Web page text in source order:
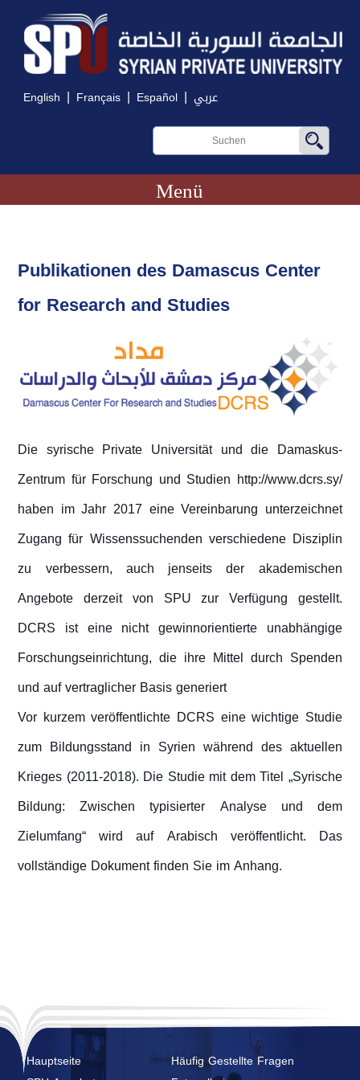
English | Français | Español | عربي
Menü
Publikationen des Damascus Center
for Research and Studies
Die syrische Private Universität und die Damaskus-
Zentrum für Forschung und Studien http://www.dcrs.sy/
haben im Jahr 2017 eine Vereinbarung unterzeichnet
Zugang für Wissenssuchenden verschiedene Disziplin
zu verbessern, auch jenseits der akademischen
Angebote derzeit von SPU zur Verfügung gestellt.
DCRS ist eine nicht gewinnorientierte unabhängige
Forschungseinrichtung, die ihre Mittel durch Spenden
und auf vertraglicher Basis generiert
Vor kurzem veröffentlichte DCRS eine wichtige Studie
zum Bildungsstand in Syrien während des aktuellen
Krieges (2011-2018). Die Studie mit dem Titel „Syrische
Bildung: Zwischen typisierter Analyse und dem
Zielumfang“ wird auf Arabisch veröffentlicht. Das
vollständige Dokument finden Sie im Anhang.
Hauptseite
Häufig Gestellte Fragen